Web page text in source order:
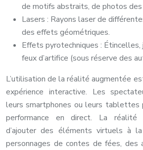
de motifs abstraits, de photos des
Lasers : Rayons laser de
des effets géométriques.
Effets pyrotechniques :
feux d’artifice (sous réserve des
L’utilisation de la réalité augmentée
expérience interactive. Les
leurs smartphones ou leurs tablettes
performance en direct. La réalité
d’ajouter des éléments virtuels à
personnages de contes de fées, des